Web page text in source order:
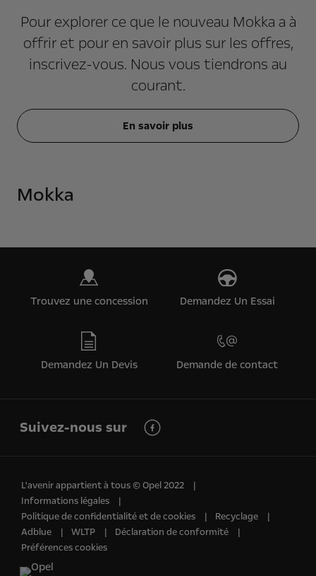
Pour explorer ce que le nouveau Mokka a à
offrir et pour en savoir plus sur les offres,
inscrivez-vous. Nous vous tiendrons au
courant.
En savoir plus
Mokka
Trouvez une concession Demandez Un Essai
Demandez Un Devis Demande de contact
Suivez-nous sur
L'avenir appartient à tous © Opel 2022
Informations légales
Politique de confidentialité et de cookies
Recyclage
Adblue
WLTP
Déclaration de conformité
Préférences cookies